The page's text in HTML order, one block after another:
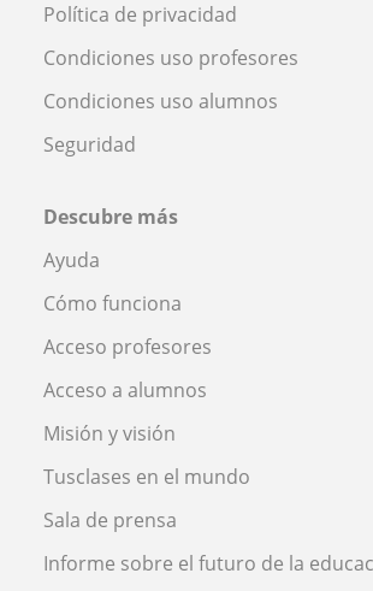
Política de privacidad
Condiciones uso profesores
Condiciones uso alumnos
Seguridad
Descubre más
Ayuda
Cómo funciona
Acceso profesores
Acceso a alumnos
Misión y visión
Tusclases en el mundo
Sala de prensa
Informe sobre el futuro de la